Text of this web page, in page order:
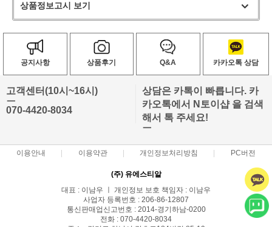
상품정보고시 보기
공지사항 상품후기 Q&A 카카오톡 상담
고객센터(10시~16시)
ㅡ
070-4420-8034
상담은 카톡이 빠릅니다. 카
카오톡에서 N토이샵 을 검색
해서 톡 주세요!
ㅡ
이용안내 이용약관 개인정보처리방침 PC버전
(주) 유에스티알
대표 : 이남우 ㅣ 개인정보 보호 책임자 : 이남우
사업자 등록번호 : 206-86-12807
통신판매업신고번호 : 2014-경기하남-0200
전화 : 070-4420-8034